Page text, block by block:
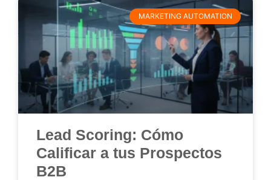
MARKETING AUTOMATION
Lead Scoring: Cómo
Calificar a tus Prospectos
B2B